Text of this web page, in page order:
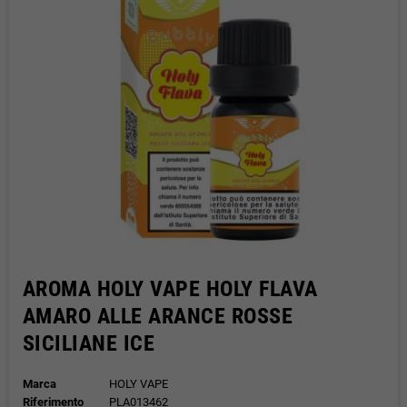
AROMA HOLY VAPE HOLY FLAVA
AMARO ALLE ARANCE ROSSE
SICILIANE ICE
Marca
HOLY VAPE
Riferimento
PLA013462